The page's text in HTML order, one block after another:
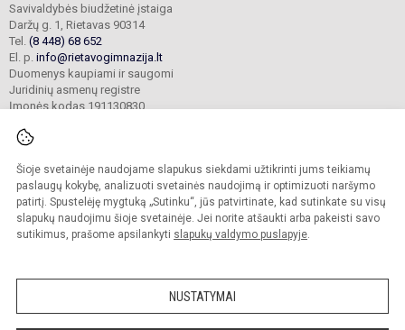
Šioje svetainėje naudojame slapukus siekdami užtikrinti jums teikiamų
paslaugų kokybę, analizuoti svetainės naudojimą ir optimizuoti naršymo
patirtį. Spustelėję mygtuką „Sutinku“, jūs patvirtinate, kad sutinkate su visų
slapukų naudojimu šioje svetainėje. Jei norite atšaukti arba pakeisti savo
sutikimus, prašome apsilankyti slapukų valdymo puslapyje.
NUSTATYMAI
Savivaldybės biudžetinė įstaiga
Daržų g. 1, Rietavas 90314
Tel. (8 448) 68 652
El. p. info@rietavogimnazija.lt
Duomenys kaupiami ir saugomi
Juridinių asmenų registre
Įmonės kodas 191130830
© 2022. Rietavo Lauryno Ivinskio gimnazija. Visos teisės saugomos.
Kopijuoti turinį be raštiško gimnazijos sutikimo griežtai draudžiama.
Prieinamumo paraiška Slapukų valdymas
Sumanus būdas atnaujinti